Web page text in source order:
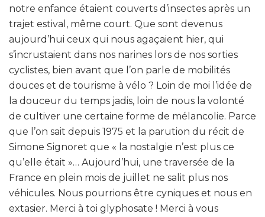
notre enfance étaient couverts d’insectes après un
trajet estival, même court. Que sont devenus
aujourd’hui ceux qui nous agaçaient hier, qui
s’incrustaient dans nos narines lors de nos sorties
cyclistes, bien avant que l’on parle de mobilités
douces et de tourisme à vélo ? Loin de moi l’idée de
la douceur du temps jadis, loin de nous la volonté
de cultiver une certaine forme de mélancolie. Parce
que l’on sait depuis 1975 et la parution du récit de
Simone Signoret que « la nostalgie n’est plus ce
qu’elle était »… Aujourd’hui, une traversée de la
France en plein mois de juillet ne salit plus nos
véhicules. Nous pourrions être cyniques et nous en
extasier. Merci à toi glyphosate ! Merci à vous